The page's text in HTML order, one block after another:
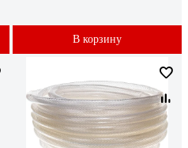
В корзину